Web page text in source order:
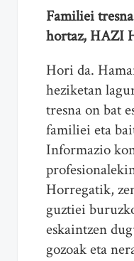
Familiei
hortaz, HAZI
Hori da.
heziketan
tresna on bat
familiei eta
Informazio
Horregatik,
guztiei
eskaintzen
gozoak eta